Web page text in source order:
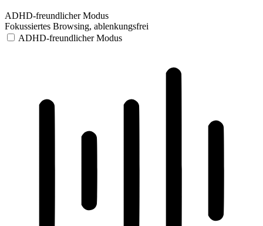
ADHD-freundlicher Modus
Fokussiertes Browsing, ablenkungsfrei
ADHD-freundlicher Modus